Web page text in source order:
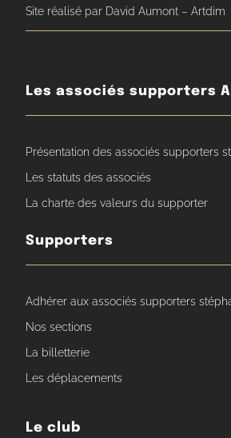
Site réalisé par David Aumont – Artdim
Les associés supporters
Présentation des associés supporters
Les statuts des associés
La charte des valeurs du supporter
Supporters
Adhérer aux associés supporters
Nos sections
La billetterie
Les déplacements
Le club